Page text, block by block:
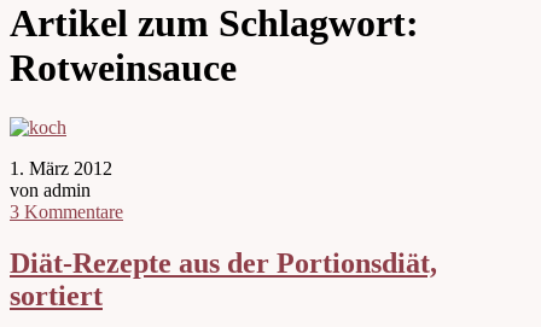
Artikel zum Schlagwort:
Rotweinsauce
1. März 2012
von admin
3 Kommentare
Diät-Rezepte aus der Portionsdiät,
sortiert